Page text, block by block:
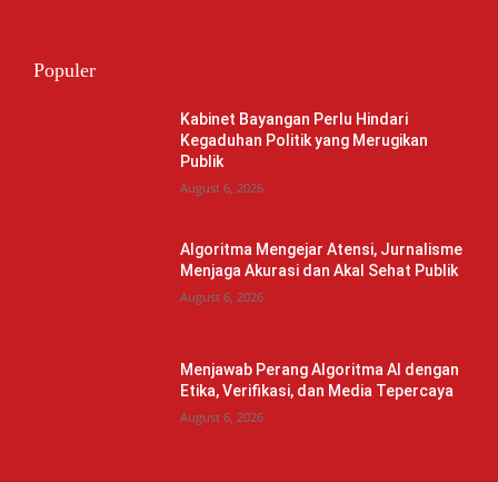
Populer
Kabinet Bayangan Perlu Hindari
Kegaduhan Politik yang Merugikan
Publik
August 6, 2026
Algoritma Mengejar Atensi, Jurnalisme
Menjaga Akurasi dan Akal Sehat Publik
August 6, 2026
Menjawab Perang Algoritma AI dengan
Etika, Verifikasi, dan Media Tepercaya
August 6, 2026